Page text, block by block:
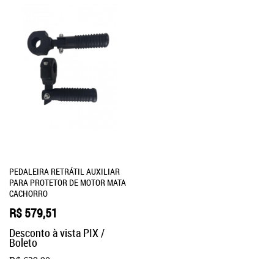
PEDALEIRA RETRÁTIL AUXILIAR
PARA PROTETOR DE MOTOR MATA
CACHORRO
R$ 579,51
Desconto à vista PIX /
Boleto